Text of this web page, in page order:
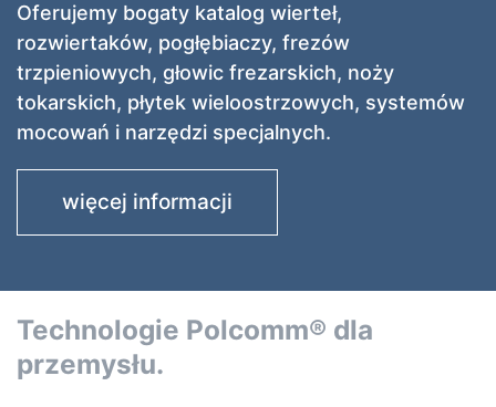
Oferujemy bogaty katalog wierteł,
rozwiertaków, pogłębiaczy, frezów
trzpieniowych, głowic frezarskich, noży
tokarskich, płytek wieloostrzowych, systemów
mocowań i narzędzi specjalnych.
więcej informacji
Technologie Polcomm® dla
przemysłu.